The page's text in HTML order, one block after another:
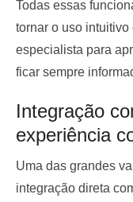
Todas essas
tornar o uso
especialista para
ficar sempre
Integração
experiência
Uma das grandes
integração direta